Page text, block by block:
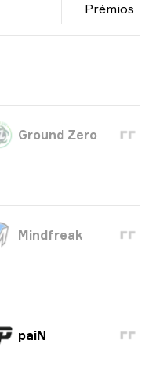
Prémios
Ground Zero
Mindfreak
paiN